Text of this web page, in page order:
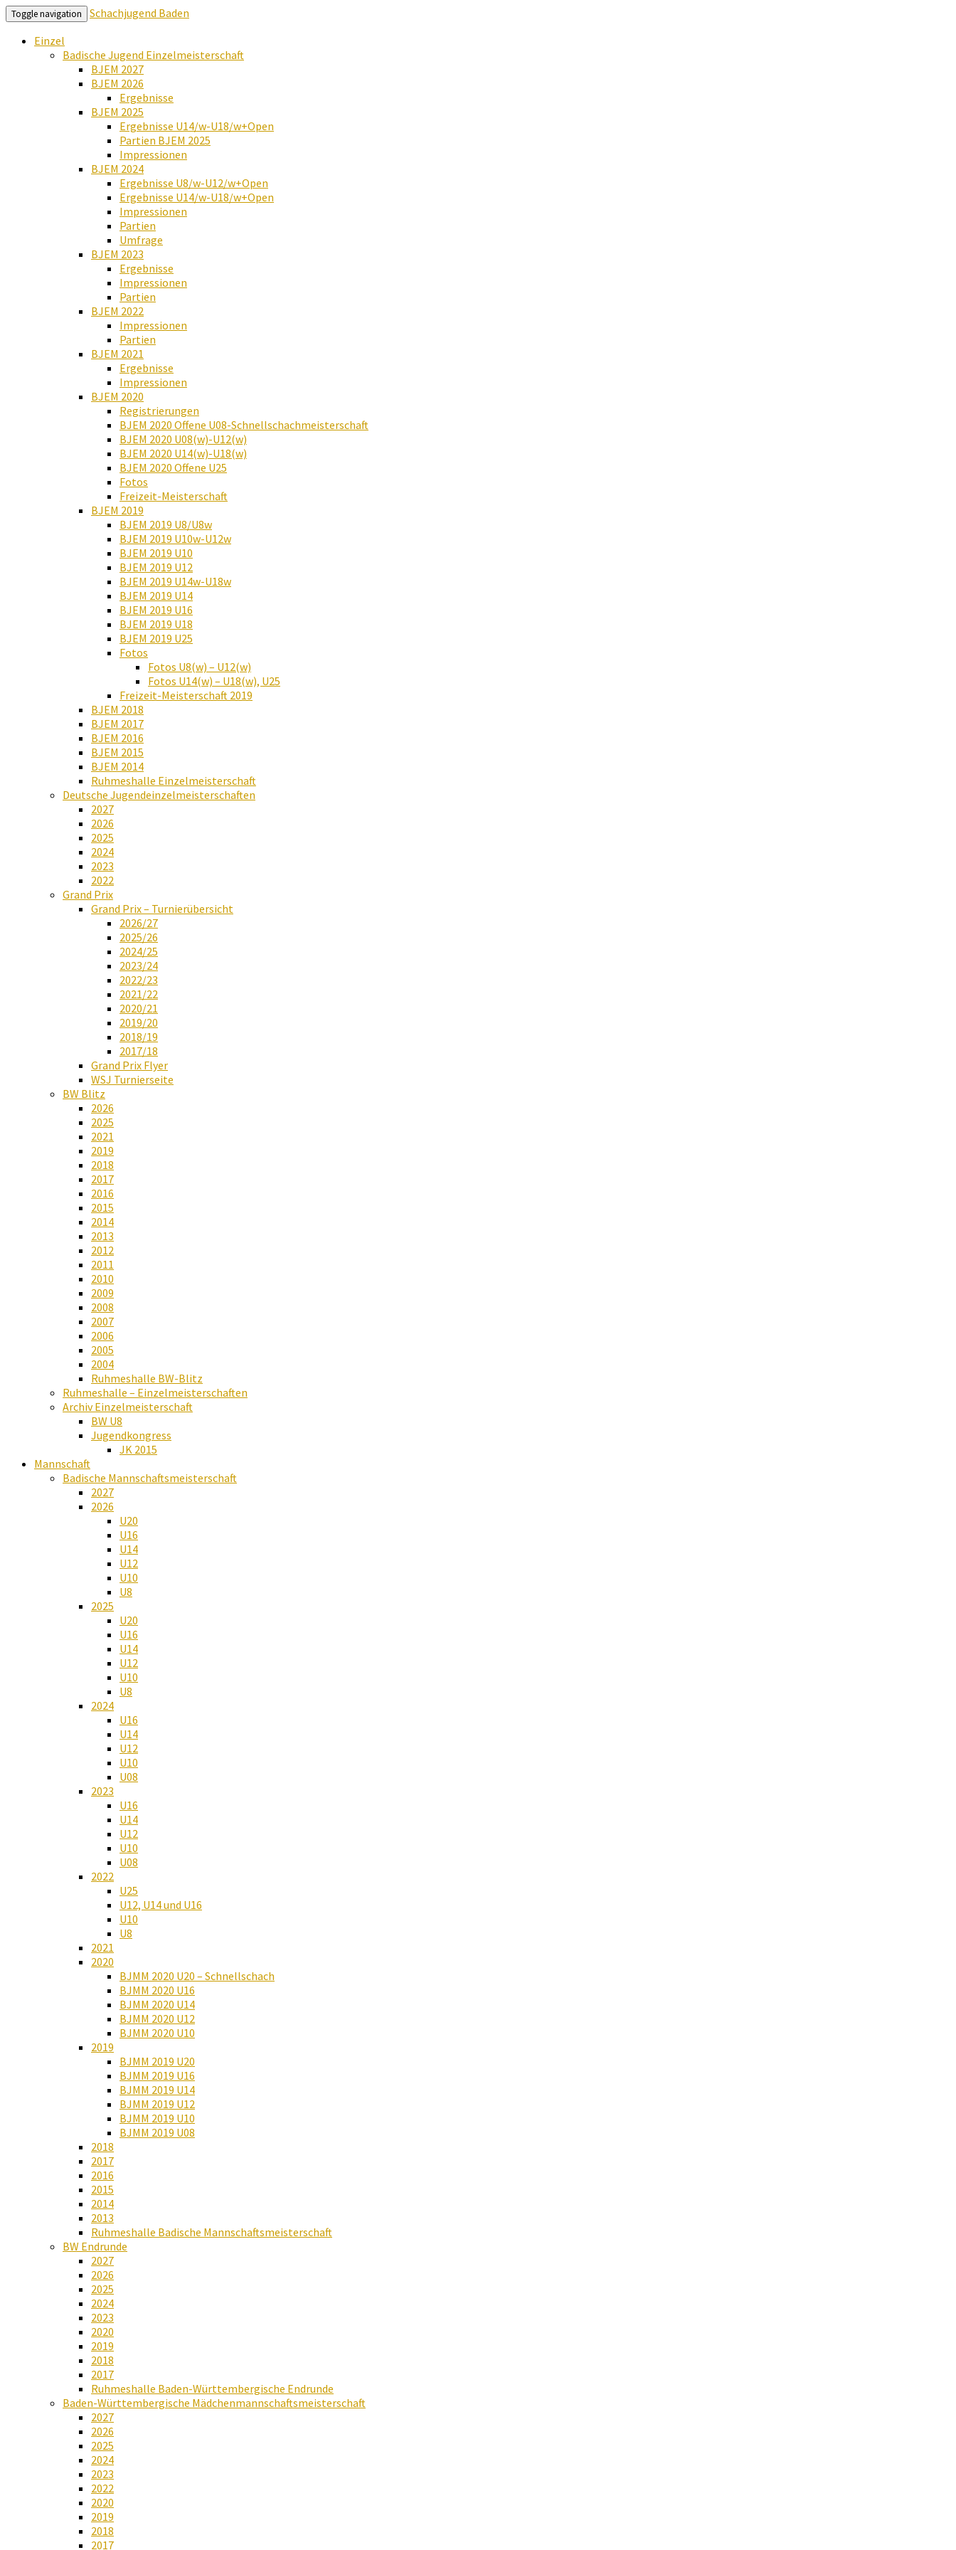
Toggle navigation
Schachjugend Baden
Einzel
Badische Jugend Einzelmeisterschaft
BJEM 2027
BJEM 2026
Ergebnisse
BJEM 2025
Ergebnisse U14/w-U18/w+Open
Partien BJEM 2025
Impressionen
BJEM 2024
Ergebnisse U8/w-U12/w+Open
Ergebnisse U14/w-U18/w+Open
Impressionen
Partien
Umfrage
BJEM 2023
Ergebnisse
Impressionen
Partien
BJEM 2022
Impressionen
Partien
BJEM 2021
Ergebnisse
Impressionen
BJEM 2020
Registrierungen
BJEM 2020 Offene U08-Schnellschachmeisterschaft
BJEM 2020 U08(w)-U12(w)
BJEM 2020 U14(w)-U18(w)
BJEM 2020 Offene U25
Fotos
Freizeit-Meisterschaft
BJEM 2019
BJEM 2019 U8/U8w
BJEM 2019 U10w-U12w
BJEM 2019 U10
BJEM 2019 U12
BJEM 2019 U14w-U18w
BJEM 2019 U14
BJEM 2019 U16
BJEM 2019 U18
BJEM 2019 U25
Fotos
Fotos U8(w) – U12(w)
Fotos U14(w) – U18(w), U25
Freizeit-Meisterschaft 2019
BJEM 2018
BJEM 2017
BJEM 2016
BJEM 2015
BJEM 2014
Ruhmeshalle Einzelmeisterschaft
Deutsche Jugendeinzelmeisterschaften
2027
2026
2025
2024
2023
2022
Grand Prix
Grand Prix – Turnierübersicht
2026/27
2025/26
2024/25
2023/24
2022/23
2021/22
2020/21
2019/20
2018/19
2017/18
Grand Prix Flyer
WSJ Turnierseite
BW Blitz
2026
2025
2021
2019
2018
2017
2016
2015
2014
2013
2012
2011
2010
2009
2008
2007
2006
2005
2004
Ruhmeshalle BW-Blitz
Ruhmeshalle – Einzelmeisterschaften
Archiv Einzelmeisterschaft
BW U8
Jugendkongress
JK 2015
Mannschaft
Badische Mannschaftsmeisterschaft
2027
2026
U20
U16
U14
U12
U10
U8
2025
U20
U16
U14
U12
U10
U8
2024
U16
U14
U12
U10
U08
2023
U16
U14
U12
U10
U08
2022
U25
U12, U14 und U16
U10
U8
2021
2020
BJMM 2020 U20 – Schnellschach
BJMM 2020 U16
BJMM 2020 U14
BJMM 2020 U12
BJMM 2020 U10
2019
BJMM 2019 U20
BJMM 2019 U16
BJMM 2019 U14
BJMM 2019 U12
BJMM 2019 U10
BJMM 2019 U08
2018
2017
2016
2015
2014
2013
Ruhmeshalle Badische Mannschaftsmeisterschaft
BW Endrunde
2027
2026
2025
2024
2023
2020
2019
2018
2017
Ruhmeshalle Baden-Württembergische Endrunde
Baden-Württembergische Mädchenmannschaftsmeisterschaft
2027
2026
2025
2024
2023
2022
2020
2019
2018
2017